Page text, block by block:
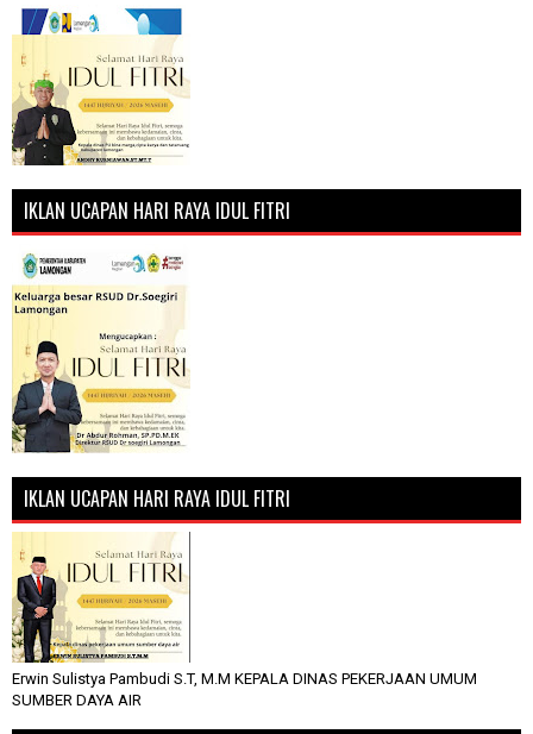
IKLAN UCAPAN HARI RAYA IDUL FITRI
IKLAN UCAPAN HARI RAYA IDUL FITRI
Erwin Sulistya Pambudi S.T, M.M KEPALA DINAS PEKERJAAN UMUM
SUMBER DAYA AIR